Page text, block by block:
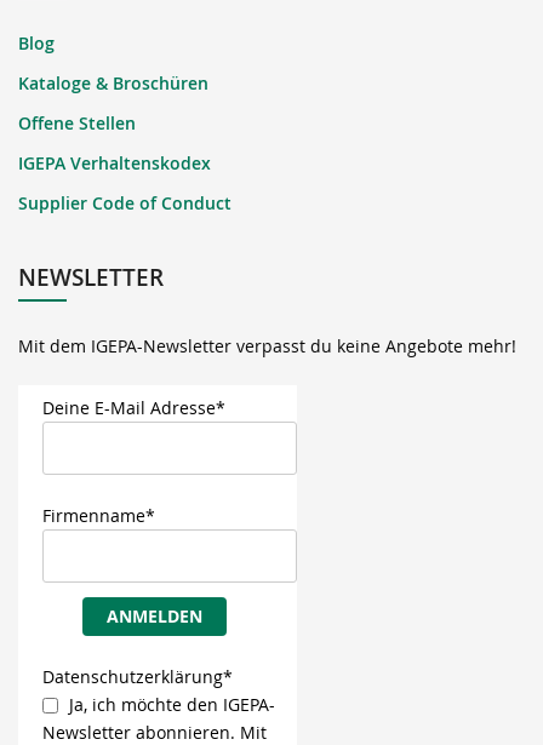
Blog
Kataloge & Broschüren
Offene Stellen
IGEPA Verhaltenskodex
Supplier Code of Conduct
NEWSLETTER
Mit dem IGEPA-Newsletter verpasst du keine Angebote mehr!
Deine E-Mail Adresse*
Firmenname*
ANMELDEN
Datenschutzerklärung*
Ja, ich möchte den IGEPA-
Newsletter abonnieren. Mit